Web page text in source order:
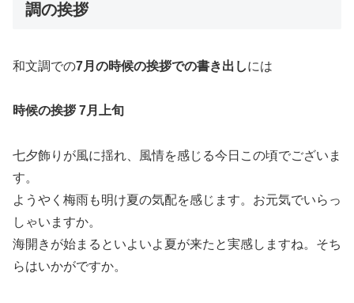
調の挨拶
和文調での7月の時候の挨拶での書き出しには
時候の挨拶 7月上旬
七夕飾りが風に揺れ、風情を感じる今日この頃でございま
す。
ようやく梅雨も明け夏の気配を感じます。お元気でいらっ
しゃいますか。
海開きが始まるといよいよ夏が来たと実感しますね。そち
らはいかがですか。